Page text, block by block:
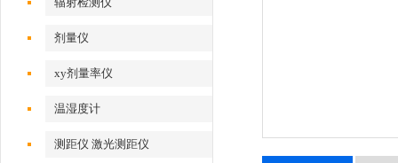
剂量仪
xy剂量率仪
温湿度计
测距仪 激光测距仪